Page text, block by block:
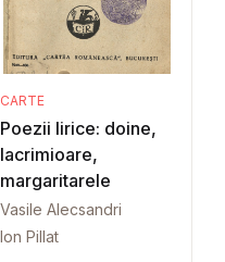
CARTE
Poezii lirice: doine,
lacrimioare,
margaritarele
Vasile Alecsandri
Ion Pillat